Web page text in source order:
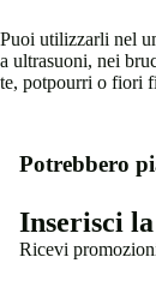
Puoi utilizzarli nel
a ultrasuoni, nei
te, potpourri o fiori
Potrebbero
Inserisci
Ricevi
Recapiti
Informativa